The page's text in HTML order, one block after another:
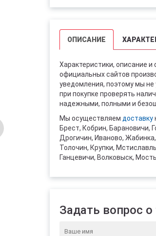
ОПИСАНИЕ
Характеристики, описание
официальных сайтов
уведомления, поэтому мы
при покупке проверять
надежными, полными и
Мы осуществляем доставку
Брест, Кобрин, Барановичи,
Дрогичин, Иваново,
Толочин, Крупки,
Ганцевичи, Волковыск,
Задать вопрос о